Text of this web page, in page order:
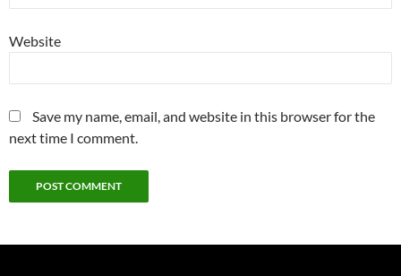
Website
Save my name, email, and website in this browser for the
next time I comment.